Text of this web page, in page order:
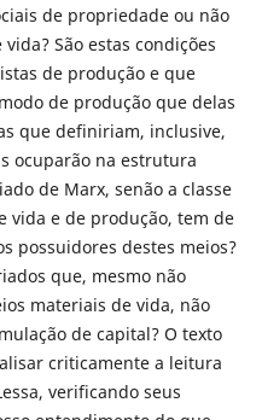
de propriedade ou não
São estas condições
de produção e que
de produção que delas
que definiriam, inclusive,
ocuparão na estrutura
de Marx, senão a classe
vida e de produção, tem de
possuidores destes meios?
que, mesmo não
materiais de vida, não
de capital? O texto
criticamente a leitura
verificando seus